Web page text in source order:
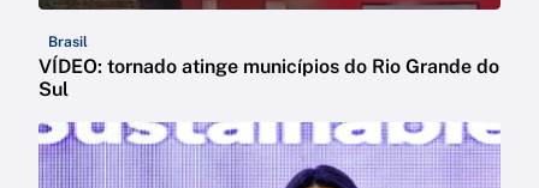
Brasil
VÍDEO: tornado atinge municípios do Rio Grande do
Sul